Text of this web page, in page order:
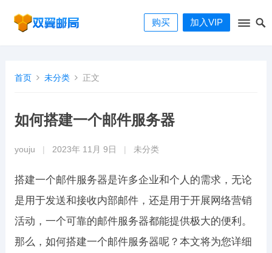
购买 加入VIP
首页 未分类 正文
如何搭建一个邮件服务器
youju 2023年 11月 9日 未分类
搭建一个邮件服务器是许多企业和个人的需求，无论
是用于发送和接收内部邮件，还是用于开展网络营销
活动，一个可靠的邮件服务器都能提供极大的便利。
那么，如何搭建一个邮件服务器呢？本文将为您详细